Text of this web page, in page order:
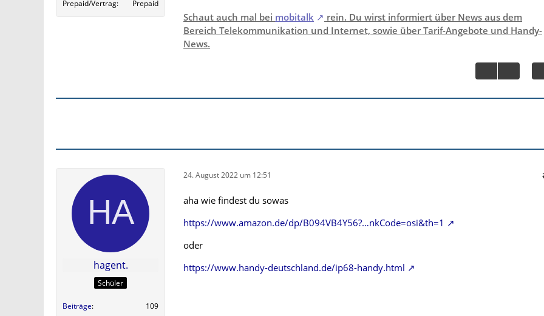
Prepaid/Vertrag Prepaid
Schaut auch mal bei mobitalk
rein. Du wirst informiert über News aus dem
Bereich Telekommunikation und Internet, sowie über Tarif-Angebote und Handy-
News.
hagent.
Schüler
Beiträge
109
24. August 2022 um 12:51
aha wie findest du sowas
https://www.amazon.de/dp/B094VB4Y56?…nkCode=osi&th=1
oder
https://www.handy-deutschland.de/ip68-handy.html